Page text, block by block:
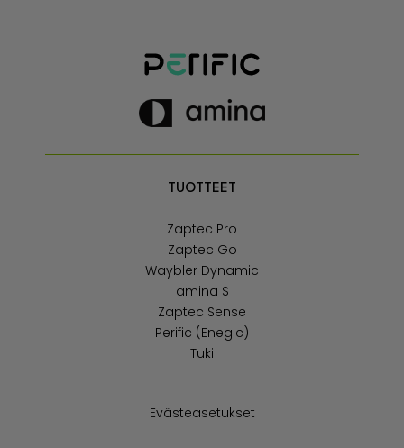
TUOTTEET
Zaptec Pro
Zaptec Go
Waybler Dynamic
amina S
Zaptec Sense
Perific (Enegic)
Tuki
Evästeasetukset